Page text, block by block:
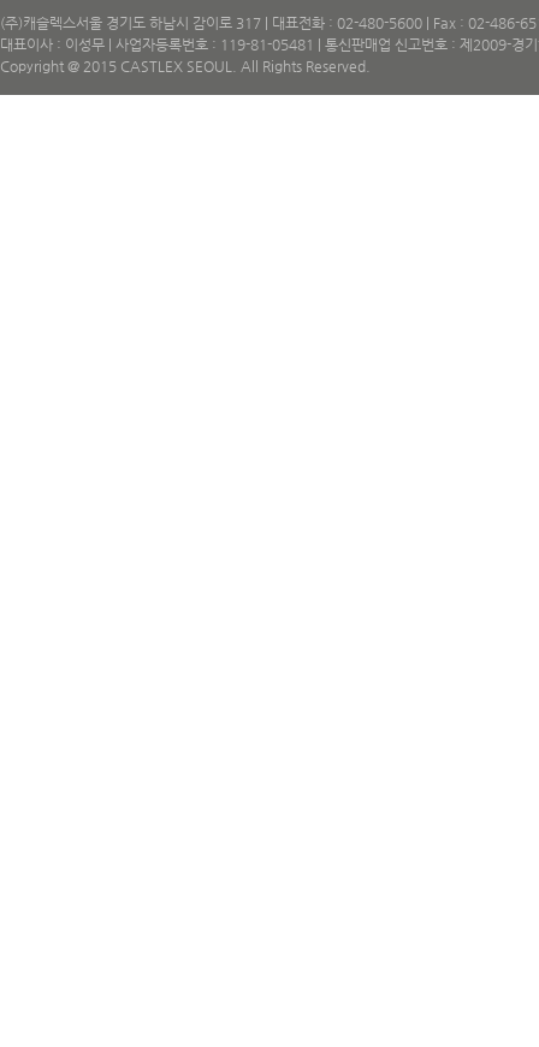
(주)캐슬렉스서울 경기도 하남시 감이로 317 | 대표전화 : 02-480-5600 | Fax : 02-486-
대표이사 : 이성무 | 사업자등록번호 : 119-81-05481 | 통신판매업 신고번호 : 제2009-경
Copyright @ 2015 CASTLEX SEOUL. All Rights Reserved.